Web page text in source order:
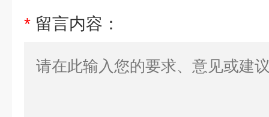
* 留言内容：